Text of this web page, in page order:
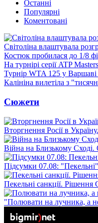
Останні
Популярні
Коментовані
Світоліна влаштувала
Костюк пробилася до 1/8
На турнірі серії ATP
Турнір WTA 125 у
Калініна вилетіла з
Сюжети
Вторгнення Росії в
Війна на Близькому
Підсумки 07.08: "Пекельні"
Пекельні санкції.
"Полювати на лучника, а